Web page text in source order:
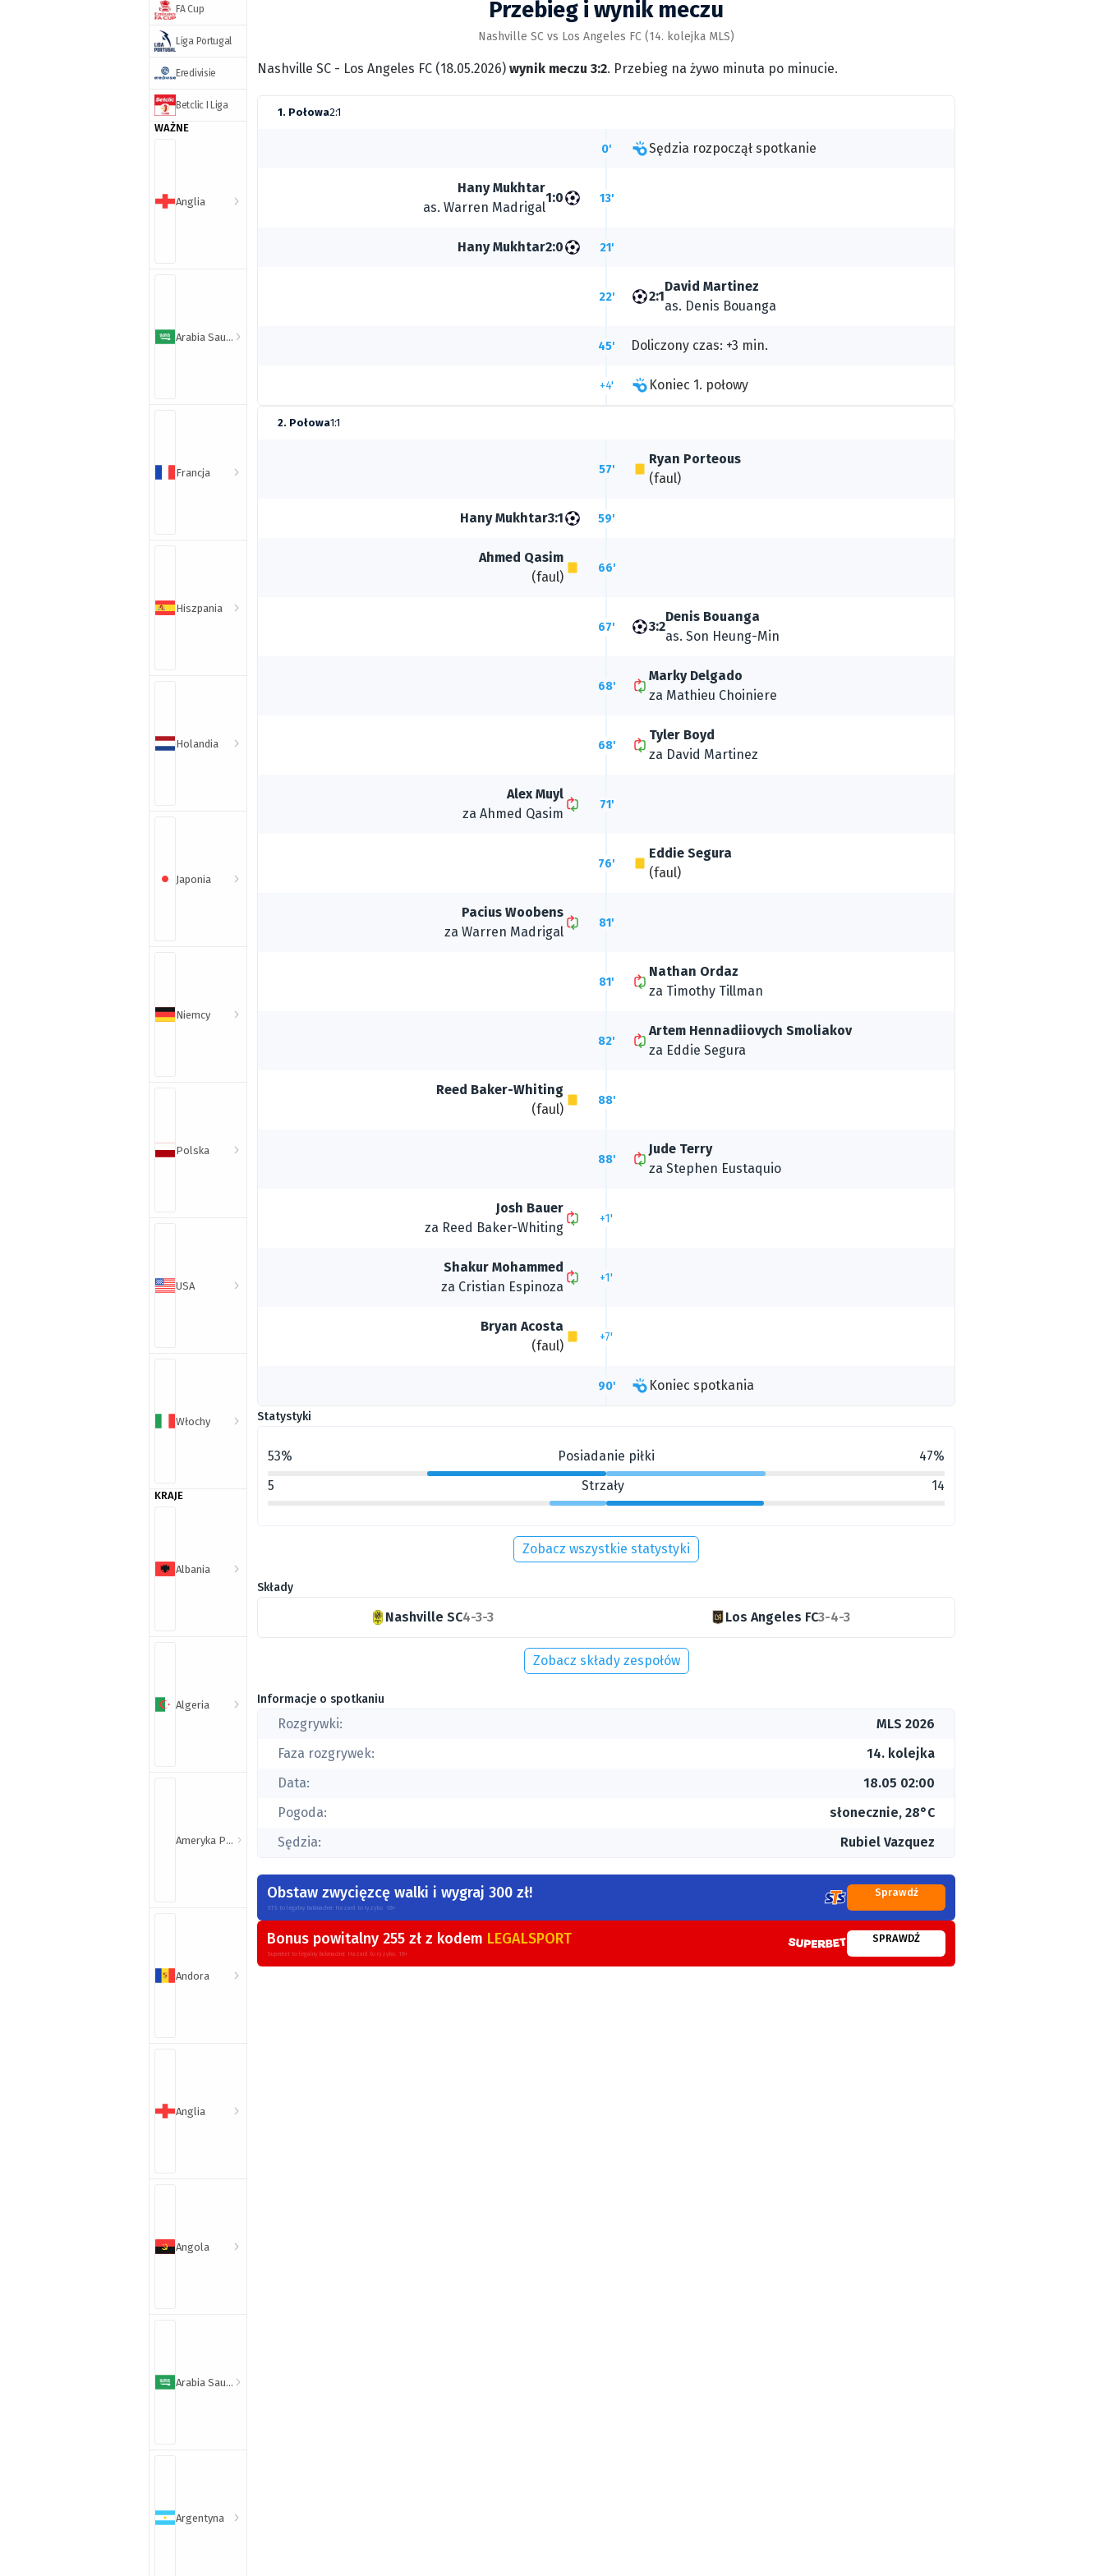
FA Cup
Liga Portugal
Eredivisie
Betclic I Liga
WAŻNE
Anglia
Arabia Saudyjska
Francja
Hiszpania
Holandia
Japonia
Niemcy
Polska
USA
Włochy
KRAJE
Albania
Algeria
Ameryka Północna i Południowa
Andora
Anglia
Angola
Arabia Saudyjska
Argentyna
Przebieg i wynik meczu
Nashville SC vs Los Angeles FC (14. kolejka MLS)
Nashville SC - Los Angeles FC (18.05.2026) wynik meczu 3:2. Przebieg na żywo minuta po minucie.
1. Połowa2:1
0' Sędzia rozpoczął spotkanie
1:0
Hany Mukhtar
as. Warren Madrigal
13'
2:0
Hany Mukhtar 21'
22' 2:1
David Martinez
as. Denis Bouanga
45' Doliczony czas: +3 min.
+4' Koniec 1. połowy
2. Połowa1:1
57'
Ryan Porteous
(faul)
3:1
Hany Mukhtar 59'
Ahmed Qasim
(faul)
66'
67' 3:2
Denis Bouanga
as. Son Heung-Min
68'
Marky Delgado
za Mathieu Choiniere
68'
Tyler Boyd
za David Martinez
Alex Muyl
za Ahmed Qasim
71'
76'
Eddie Segura
(faul)
Pacius Woobens
za Warren Madrigal
81'
81'
Nathan Ordaz
za Timothy Tillman
82'
Artem Hennadiiovych Smoliakov
za Eddie Segura
Reed Baker-Whiting
(faul)
88'
88'
Jude Terry
za Stephen Eustaquio
Josh Bauer
za Reed Baker-Whiting
+1'
Shakur Mohammed
za Cristian Espinoza
+1'
Bryan Acosta
(faul)
+7'
90' Koniec spotkania
Statystyki
53% Posiadanie piłki
47%
5
Strzały 14
Zobacz wszystkie statystyki
Składy
Nashville SC4-3-3 Los Angeles FC3-4-3
Zobacz składy zespołów
Informacje o spotkaniu
Rozgrywki:
MLS 2026
Faza rozgrywek:
14. kolejka
Data:
18.05 02:00
Pogoda:
słonecznie, 28°C
Sędzia:
Rubiel Vazquez
Obstaw zwycięzcę walki i wygraj 300 zł!
STS to legalny bukmacher. Hazard to ryzyko. 18+
Sprawdź
Bonus powitalny 255 zł z kodem LEGALSPORT
Superbet to legalny bukmacher. Hazard to ryzyko. 18+
SPRAWDŹ